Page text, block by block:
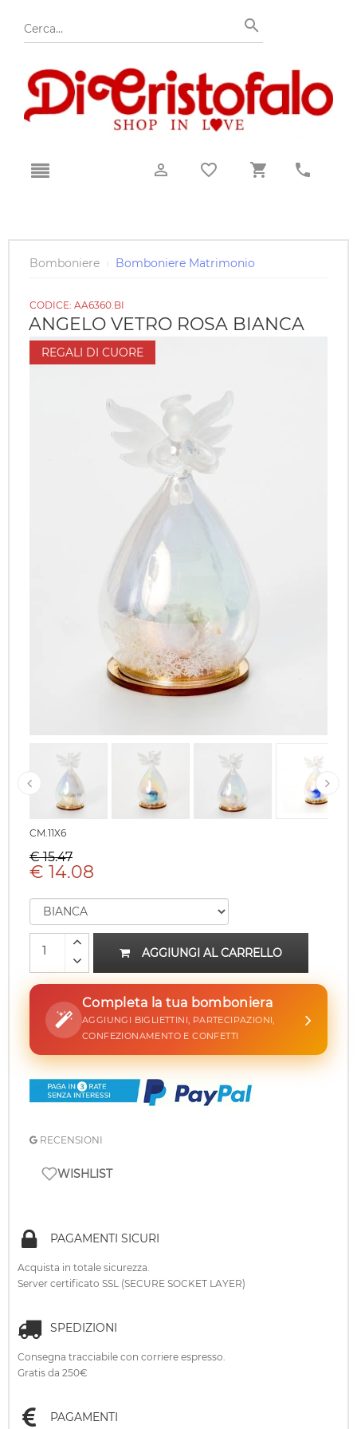
Bomboniere › Bomboniere Matrimonio
CODICE: AA6360.BI
ANGELO VETRO ROSA BIANCA
REGALI DI CUORE
CM.11X6
€ 15.47
€ 14.08
AGGIUNGI AL CARRELLO
Completa la tua bomboniera
AGGIUNGI BIGLIETTINI, PARTECIPAZIONI,
CONFEZIONAMENTO E CONFETTI
RECENSIONI
WISHLIST
PAGAMENTI SICURI
Acquista in totale sicurezza.
Server certificato SSL (SECURE SOCKET LAYER)
SPEDIZIONI
Consegna tracciabile con corriere espresso.
Gratis da 250€
PAGAMENTI